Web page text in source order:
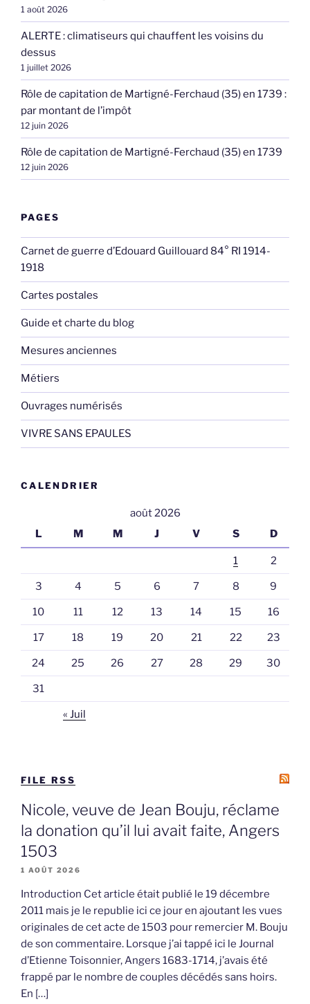
1 août 2026
ALERTE : climatiseurs qui chauffent les voisins du
dessus
1 juillet 2026
Rôle de capitation de Martigné-Ferchaud (35) en 1739 :
par montant de l’impôt
12 juin 2026
Rôle de capitation de Martigné-Ferchaud (35) en 1739
12 juin 2026
PAGES
Carnet de guerre d’Edouard Guillouard 84° RI 1914-
1918
Cartes postales
Guide et charte du blog
Mesures anciennes
Métiers
Ouvrages numérisés
VIVRE SANS EPAULES
CALENDRIER
août 2026
L
M M J V S D
1 2
3 4 5 6 7 8 9
10 11 12 13 14 15 16
17 18 19 20 21 22 23
24 25 26 27 28 29 30
31
« Juil
FILE RSS
Nicole, veuve de Jean Bouju, réclame
la donation qu’il lui avait faite, Angers
1503
1 AOÛT 2026
Introduction Cet article était publié le 19 décembre
2011 mais je le republie ici ce jour en ajoutant les vues
originales de cet acte de 1503 pour remercier M. Bouju
de son commentaire. Lorsque j’ai tappé ici le Journal
d’Etienne Toisonnier, Angers 1683-1714, j’avais été
frappé par le nombre de couples décédés sans hoirs.
En […]